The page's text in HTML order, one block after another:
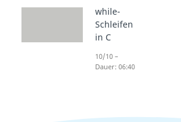
while-
Schleifen
in C
10/10 –
Dauer: 06:40